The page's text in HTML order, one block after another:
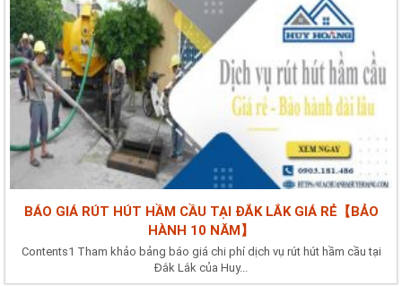
BÁO GIÁ RÚT HÚT HẦM CẦU TẠI ĐẮK LẮK GIÁ RẺ【BẢO
HÀNH 10 NĂM】
Contents1 Tham khảo bảng báo giá chi phí dịch vụ rút hút hầm cầu tại
Đắk Lắk của Huy...